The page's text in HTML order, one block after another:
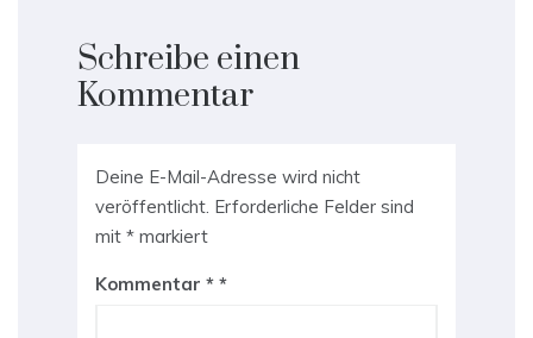
Schreibe einen
Kommentar
Deine E-Mail-Adresse wird nicht
veröffentlicht. Erforderliche Felder sind
mit * markiert
Kommentar *